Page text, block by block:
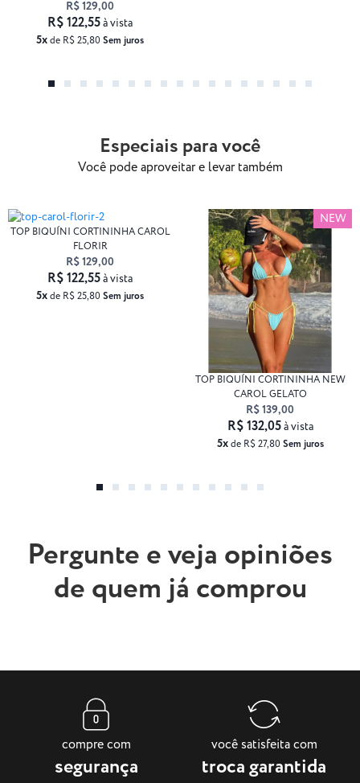
R$ 129,00
5xde R$ 25,80 Sem juros
R$ 122,55à vista
Especiais para você
Você pode aproveitar e levar também
TOP BIQUÍNI CORTININHA CAROL
FLORIR
R$ 129,00
5xde R$ 25,80 Sem juros
R$ 122,55à vista
NEW
TOP BIQUÍNI CORTININHA NEW
CAROL GELATO
R$ 139,00
5xde R$ 27,80 Sem juros
R$ 132,05à vista
Pergunte e veja opiniões
de quem já comprou
compre com
segurança
você satisfeita com
troca garantida